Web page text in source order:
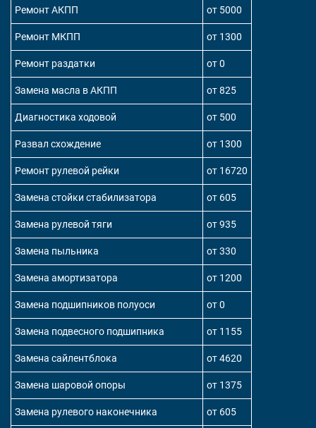
Ремонт АКПП от 5000
Ремонт МКПП от 1300
Ремонт раздатки от 0
Замена масла в АКПП от 825
Диагностика ходовой от 500
Развал схождение от 1300
Ремонт рулевой рейки от 16720
Замена стойки стабилизатора от 605
Замена рулевой тяги от 935
Замена пыльника от 330
Замена амортизатора от 1200
Замена подшипников полуоси от 0
Замена подвесного подшипника от 1155
Замена сайлентблока от 4620
Замена шаровой опоры от 1375
Замена рулевого наконечника от 605